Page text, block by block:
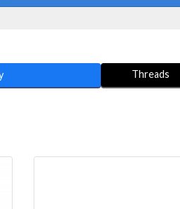
Threads